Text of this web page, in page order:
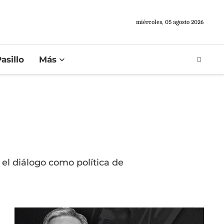
miércoles, 05 agosto 2026
Más
diálogo como política de